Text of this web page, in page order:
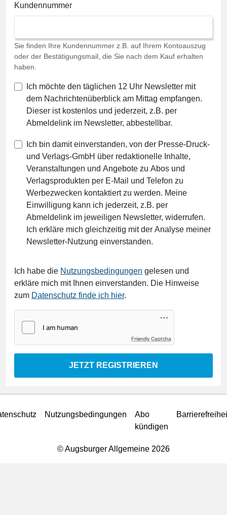
Kundennummer
Sie finden Ihre Kundennummer z.B. auf Ihrem Kontoauszug
oder der Bestätigungsmail, die Sie nach dem Kauf erhalten
haben.
Ich möchte den täglichen 12 Uhr Newsletter mit
dem Nachrichtenüberblick am Mittag empfangen.
Dieser ist kostenlos und jederzeit, z.B. per
Abmeldelink im Newsletter, abbestellbar.
Ich bin damit einverstanden, von der Presse-Druck-
und Verlags-GmbH über redaktionelle Inhalte,
Veranstaltungen und Angebote zu Abos und
Verlagsprodukten per E-Mail und Telefon zu
Werbezwecken kontaktiert zu werden. Meine
Einwilligung kann ich jederzeit, z.B. per
Abmeldelink im jeweiligen Newsletter, widerrufen.
Ich erkläre mich gleichzeitig mit der Analyse meiner
Newsletter-Nutzung einverstanden.
Ich habe die Nutzungsbedingungen gelesen und
erkläre mich mit Ihnen einverstanden. Die Hinweise
zum Datenschutz finde ich hier.
Friendly Captcha
JETZT REGISTRIEREN
Nutzungsbedingungen
Abo
kündigen
© Augsburger Allgemeine 2026